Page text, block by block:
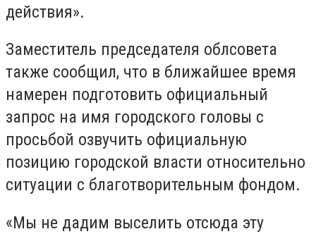
действия».
Заместитель председателя облсовета
также сообщил, что в ближайшее время
намерен подготовить официальный
запрос на имя городского головы с
просьбой озвучить официальную
позицию городской власти относительно
ситуации с благотворительным фондом.
«Мы не дадим выселить отсюда эту